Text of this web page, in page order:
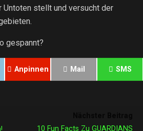
Untoten stellt und versucht der
gespannt?
Anpinnen Mail SMS
10 Fun Facts Zu GUARDIANS